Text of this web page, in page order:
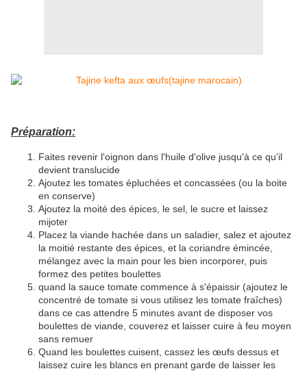
Préparation:
Faites revenir l'oignon dans l'huile d'olive jusqu'à ce qu'il
devient translucide
Ajoutez les tomates épluchées et concassées (ou la boite
en conserve)
Ajoutez la moité des épices, le sel, le sucre et laissez
mijoter
Placez la viande hachée dans un saladier, salez et ajoutez
la moitié restante des épices, et la coriandre émincée,
mélangez avec la main pour les bien incorporer, puis
formez des petites boulettes
quand la sauce tomate commence à s'épaissir (ajoutez le
concentré de tomate si vous utilisez les tomate fraîches)
dans ce cas attendre 5 minutes avant de disposer vos
boulettes de viande, couverez et laisser cuire à feu moyen
sans remuer
Quand les boulettes cuisent, cassez les œufs dessus et
laissez cuire les blancs en prenant garde de laisser les